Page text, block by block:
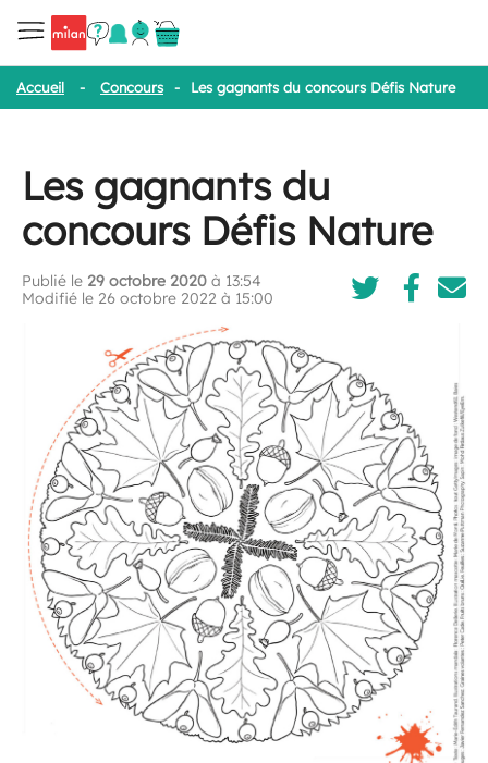
Accueil - Concours - Les gagnants du concours Défis Nature
Les gagnants du
concours Défis Nature
Publié le 29 octobre 2020 à 13:54
Modifié le 26 octobre 2022 à 15:00